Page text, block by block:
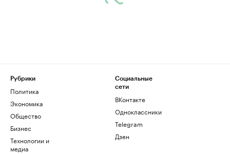
Рубрики
Политика
Экономика
Общество
Бизнес
Технологии и
медиа
Социальные
сети
ВКонтакте
Одноклассники
Telegram
Дзен